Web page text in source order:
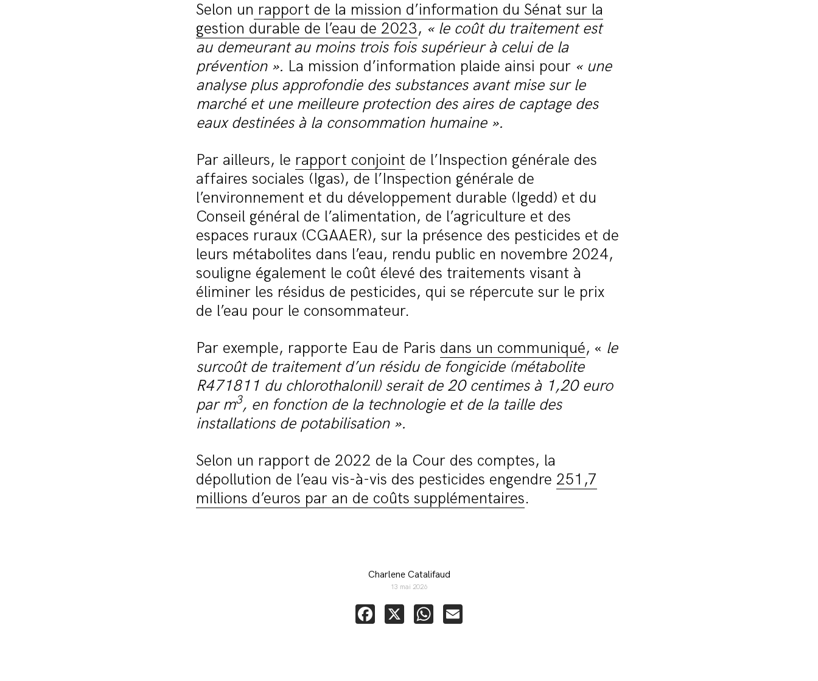
Selon un rapport de la mission d’information du Sénat sur la
gestion durable de l’eau de 2023, « le coût du traitement est
au demeurant au moins trois fois supérieur à celui de la
prévention ». La mission d’information plaide ainsi pour « une
analyse plus approfondie des substances avant mise sur le
marché et une meilleure protection des aires de captage des
eaux destinées à la consommation humaine ».
Par ailleurs, le rapport conjoint de l’Inspection générale des
affaires sociales (Igas), de l’Inspection générale de
l’environnement et du développement durable (Igedd) et du
Conseil général de l’alimentation, de l’agriculture et des
espaces ruraux (CGAAER), sur la présence des pesticides et de
leurs métabolites dans l’eau, rendu public en novembre 2024,
souligne également le coût élevé des traitements visant à
éliminer les résidus de pesticides, qui se répercute sur le prix
de l’eau pour le consommateur.
Par exemple, rapporte Eau de Paris dans un communiqué, « le
surcoût de traitement d’un résidu de fongicide (métabolite
R471811 du chlorothalonil) serait de 20 centimes à 1,20 euro
par m3, en fonction de la technologie et de la taille des
installations de potabilisation ».
Selon un rapport de 2022 de la Cour des comptes, la
dépollution de l’eau vis-à-vis des pesticides engendre 251,7
millions d’euros par an de coûts supplémentaires.
Charlene Catalifaud
13 mai 2026
Facebook
X WhatsApp